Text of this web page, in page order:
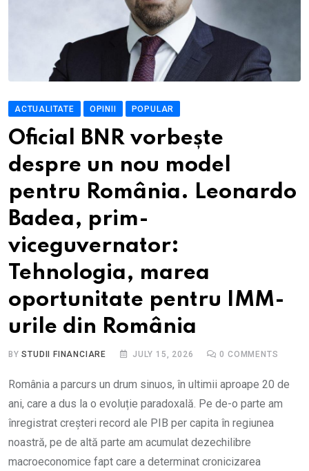
ACTUALITATE OPINII POPULAR
Oficial BNR vorbește
despre un nou model
pentru România. Leonardo
Badea, prim-
viceguvernator:
Tehnologia, marea
oportunitate pentru IMM-
urile din România
BYSTUDII FINANCIARE JULY 15, 2026 0 COMMENTS
România a parcurs un drum sinuos, în ultimii aproape 20 de
ani, care a dus la o evoluție paradoxală. Pe de-o parte am
înregistrat creșteri record ale PIB per capita în regiunea
noastră, pe de altă parte am acumulat dezechilibre
macroeconomice fapt care a determinat cronicizarea